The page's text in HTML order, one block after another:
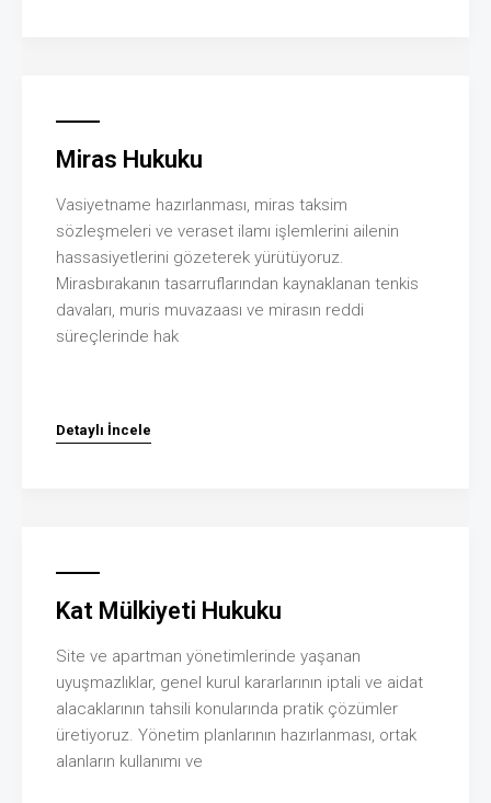
Miras Hukuku
Vasiyetname hazırlanması, miras taksim
sözleşmeleri ve veraset ilamı işlemlerini ailenin
hassasiyetlerini gözeterek yürütüyoruz.
Mirasbırakanın tasarruflarından kaynaklanan tenkis
davaları, muris muvazaası ve mirasın reddi
süreçlerinde hak
Detaylı İncele
Kat Mülkiyeti Hukuku
Site ve apartman yönetimlerinde yaşanan
uyuşmazlıklar, genel kurul kararlarının iptali ve aidat
alacaklarının tahsili konularında pratik çözümler
üretiyoruz. Yönetim planlarının hazırlanması, ortak
alanların kullanımı ve